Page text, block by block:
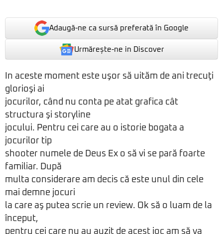
Adaugă-ne ca sursă preferată în Google
Urmărește-ne in Discover
In aceste moment este uşor să uităm de ani trecuţi
glorioşi ai
jocurilor, când nu conta pe atat grafica cât
structura şi storyline
jocului. Pentru cei care au o istorie bogata a
jocurilor tip
shooter numele de Deus Ex o să vi se pară foarte
familiar. După
multa considerare am decis că este unul din cele
mai demne jocuri
la care aş putea scrie un review. Ok să o luam de la
început,
pentru cei care nu au auzit de acest joc am să va